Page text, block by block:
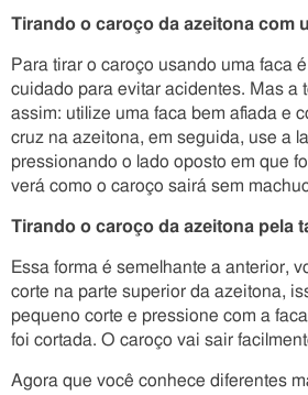
Tirando o caroço da azeitona com
Para tirar o caroço usando uma faca
cuidado para evitar acidentes. Mas a
assim: utilize uma faca bem afiada e
cruz na azeitona, em seguida, use a
pressionando o lado oposto em que
verá como o caroço sairá sem
Tirando o caroço da azeitona pela
Essa forma é semelhante a anterior,
corte na parte superior da azeitona,
pequeno corte e pressione com a
foi cortada. O caroço vai sair
Agora que você conhece diferentes